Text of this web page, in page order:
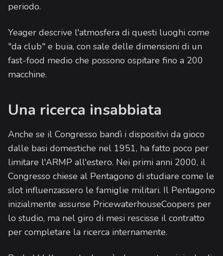
periodo.
Yeager descrive l'atmosfera di questi luoghi come
"da club" e buia, con sale delle dimensioni di un
fast-food medio che possono ospitare fino a 200
macchine.
Una ricerca insabbiata
Anche se il Congresso bandì i dispositivi da gioco
dalle basi domestiche nel 1951, ha fatto poco per
limitare l'ARMP all'estero. Nei primi anni 2000, il
Congresso chiese al Pentagono di studiare come le
slot influenzassero le famiglie militari. Il Pentagono
inizialmente assunse PricewaterhouseCoopers per
lo studio, ma nel giro di mesi rescisse il contratto
per completare la ricerca internamente.